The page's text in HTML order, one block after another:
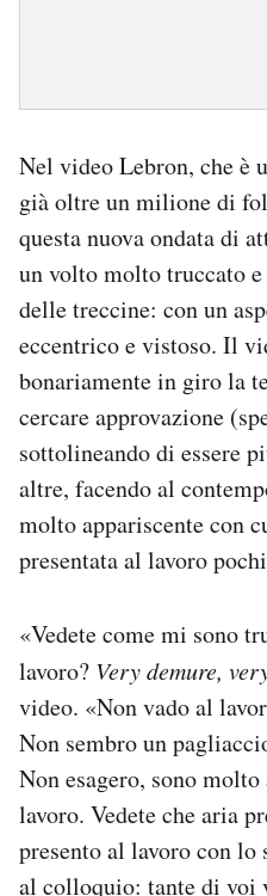
Nel video Lebron, che è
già oltre un milione di
questa nuova ondata di
un volto molto truccato
delle treccine: con un
eccentrico e vistoso. Il
bonariamente in giro la
cercare approvazione
sottolineando di essere
altre, facendo al
molto appariscente con
presentata al lavoro
«Vedete come mi sono
lavoro? Very demure,
video. «Non vado al
Non sembro un
Non esagero, sono
lavoro. Vedete che aria
presento al lavoro con lo
al colloquio: tante di voi